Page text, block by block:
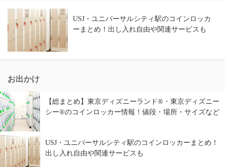
USJ・ユニバーサルシティ駅のコインロッカ
ーまとめ！出し入れ自由や関連サービスも
お出かけ
【総まとめ】東京ディズニーランド®・東京ディズニー
シー®のコインロッカー情報！値段・場所・サイズなど
USJ・ユニバーサルシティ駅のコインロッカーまとめ！
出し入れ自由や関連サービスも